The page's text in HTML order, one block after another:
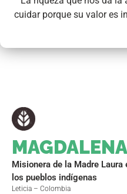
cuidar porque su valor es
Misionera de la Madre
los pueblos indígenas
Leticia – Colombia